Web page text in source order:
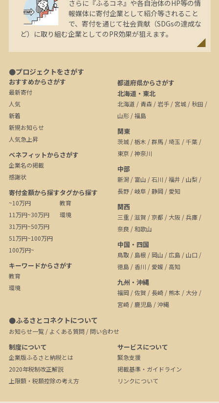
さらに『ふるコネ』や各自治体のHP等の情
報媒体に寄付企業として紹介等されること
で、寄付を通じて社会貢献（SDGsの達成な
ど）に取り組む企業としてのPR効果が狙えます。
●プロジェクトをさがす
おすすめからさがす
最新寄付
人気
新着
新規お知らせ
人気急上昇
ベネフィットからさがす
企業名の掲載
感謝状
寄付金額から探す
~10万円
11万円~30万円
31万円~50万円
51万円~100万円
100万円~
タグから探す
教育
環境
キーワードからさがす
教育
環境
都道府県からさがす
北海道・東北
北海道 / 青森 / 岩手 / 宮城 / 秋田 /
山形 /福島
関東
茨城 /栃木 /群馬 /埼玉 /千葉 /
東京 /神奈川
中部
新潟 / 富山 /石川 /福井 /山梨 /
長野 /岐阜 /静岡 / 愛知
関西
三重 /滋賀 /京都 / 大阪 /兵庫 /
奈良 /和歌山
中国・四国
鳥取 / 島根 / 岡山 / 広島 /山口 /
徳島 / 香川 / 愛媛 /高知
九州・沖縄
福岡 /佐賀 / 長崎 /熊本 / 大分 /
宮崎 / 鹿児島 /沖縄
●ふるさとコネクトについて
お知らせ一覧/ よくある質問 / 問い合わせ
制度について
企業版ふるさと納税とは
2020年税制改正解説
上限額・税額控除の考え方
サービスについて
緊急支援
掲載基準・ガイドライン
リンクについて